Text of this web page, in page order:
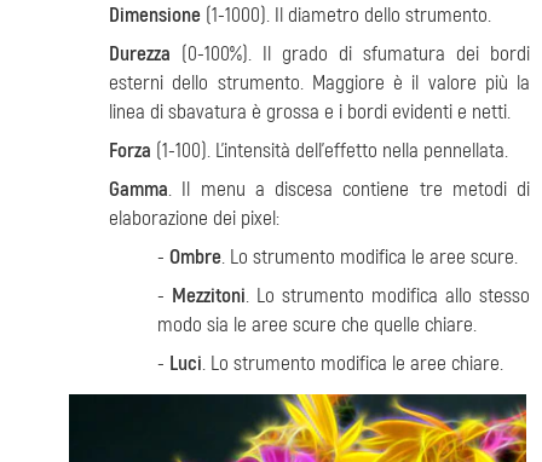
Dimensione (1-1000). Il diametro dello strumento.
Durezza (0-100%). Il grado di sfumatura dei bordi
esterni dello strumento. Maggiore è il valore più la
linea di sbavatura è grossa e i bordi evidenti e netti.
Forza (1-100). L'intensità dell'effetto nella pennellata.
Gamma. Il menu a discesa contiene tre metodi di
elaborazione dei pixel:
- Ombre. Lo strumento modifica le aree scure.
- Mezzitoni. Lo strumento modifica allo stesso
modo sia le aree scure che quelle chiare.
- Luci. Lo strumento modifica le aree chiare.